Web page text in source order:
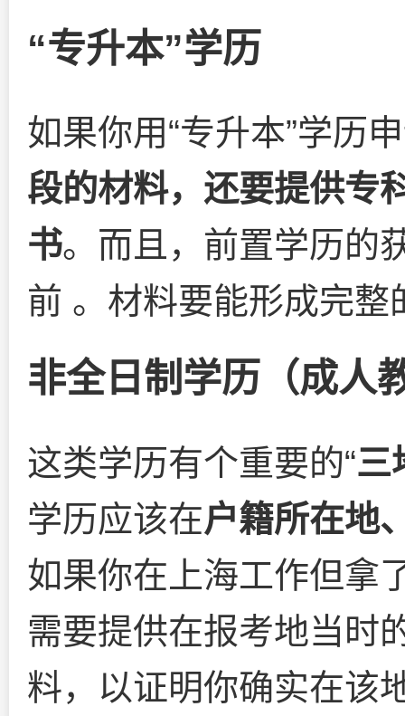
“专升本”学历
如果你用“专升本”学历
段的材料，还要提供专
书。而且，前置学历的
前 。材料要能形成完整
非全日制学历（成人
这类学历有个重要的“三
学历应该在户籍所在地
如果你在上海工作但拿
需要提供在报考地当时
料，以证明你确实在该